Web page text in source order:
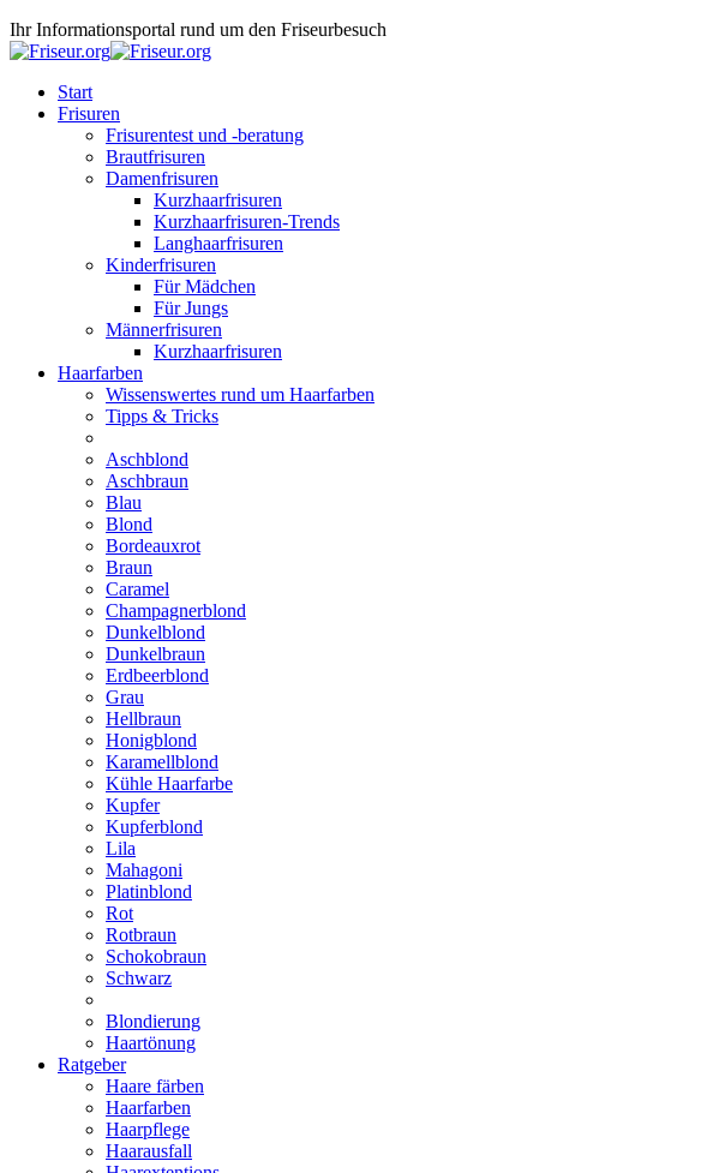
Ihr Informationsportal rund um den Friseurbesuch
Start
Frisuren
Frisurentest und -beratung
Brautfrisuren
Damenfrisuren
Kurzhaarfrisuren
Kurzhaarfrisuren-Trends
Langhaarfrisuren
Kinderfrisuren
Für Mädchen
Für Jungs
Männerfrisuren
Kurzhaarfrisuren
Haarfarben
Wissenswertes rund um Haarfarben
Tipps & Tricks
Aschblond
Aschbraun
Blau
Blond
Bordeauxrot
Braun
Caramel
Champagnerblond
Dunkelblond
Dunkelbraun
Erdbeerblond
Grau
Hellbraun
Honigblond
Karamellblond
Kühle Haarfarbe
Kupfer
Kupferblond
Lila
Mahagoni
Platinblond
Rot
Rotbraun
Schokobraun
Schwarz
Blondierung
Haartönung
Ratgeber
Haare färben
Haarfarben
Haarpflege
Haarausfall